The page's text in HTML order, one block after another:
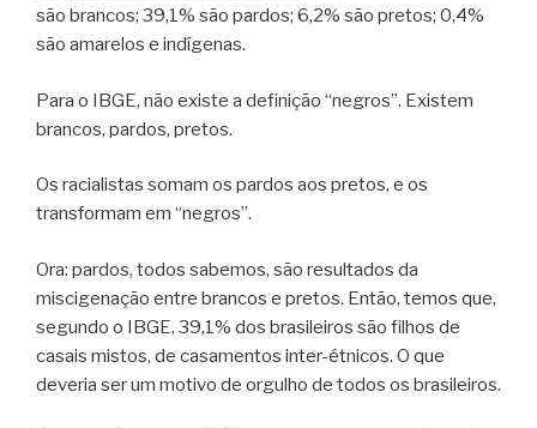
são brancos; 39,1% são pardos; 6,2% são pretos; 0,4%
são amarelos e indígenas.
Para o IBGE, não existe a definição “negros”. Existem
brancos, pardos, pretos.
Os racialistas somam os pardos aos pretos, e os
transformam em “negros”.
Ora: pardos, todos sabemos, são resultados da
miscigenação entre brancos e pretos. Então, temos que,
segundo o IBGE, 39,1% dos brasileiros são filhos de
casais mistos, de casamentos inter-étnicos. O que
deveria ser um motivo de orgulho de todos os brasileiros.